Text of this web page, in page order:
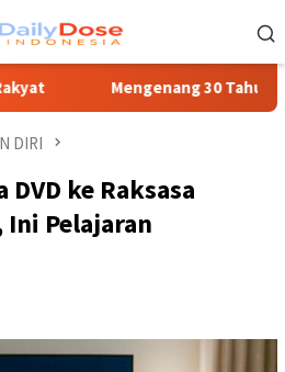
Mengenang 30 Tahun Tragedi
DIRI
ke Raksasa
Pelajaran